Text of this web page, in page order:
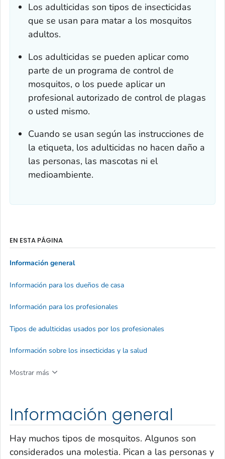
Los adulticidas son tipos de insecticidas
que se usan para matar a los mosquitos
adultos.
Los adulticidas se pueden aplicar como
parte de un programa de control de
mosquitos, o los puede aplicar un
profesional autorizado de control de plagas
o usted mismo.
Cuando se usan según las instrucciones de
la etiqueta, los adulticidas no hacen daño a
las personas, las mascotas ni el
medioambiente.
Información general
Hay muchos tipos de mosquitos. Algunos son
considerados una molestia. Pican a las personas y
EN ESTA PÁGINA
Información general
Información para los dueños de casa
Información para los profesionales
Tipos de adulticidas usados por los profesionales
Información sobre los insecticidas y la salud
Mostrar más